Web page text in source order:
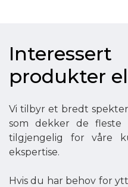
produkter
Vi tilbyr et bredt
som dekker de fleste
tilgjengelig for våre
ekspertise.
Hvis du har behov for